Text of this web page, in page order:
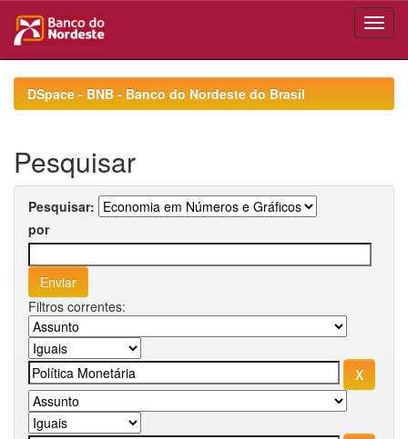
navigationDSpace - BNB - Banco do Nordeste do Brasil
Pesquisar
Pesquisar:
por
Filtros correntes: